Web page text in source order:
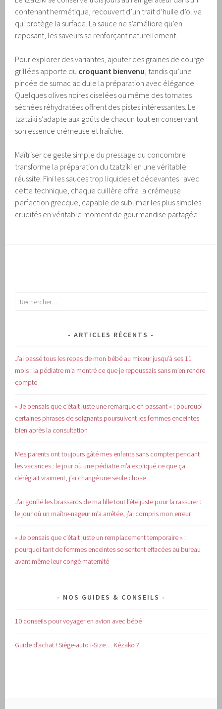
contenant hermétique, recouvert d’un trait d’huile d’olive
qui protège la surface. La sauce ne s’améliore qu’en
reposant, les saveurs se renforçant naturellement.
Pour explorer des variantes, ajouter des graines de courge
grillées apporte du croquant bienvenu, tandis qu’une
pincée de sumac acidule la préparation avec élégance.
Quelques olives noires ciselées ou même des tomates
séchées réhydratées offrent des pistes intéressantes. Le
tzatzíki s’adapte aux goûts de chacun tout en conservant
son essence crémeuse et fraîche.
Maîtriser ce geste simple du pressage du concombre
transforme la préparation du tzatzíki en une véritable
réussite. Fini les sauces trop liquides et décevantes : avec
cette technique, chaque cuillère offre la crémeuse
perfection grecque, capable de sublimer les plus simples
crudités en véritable moment de gourmandise partagée.
Rechercher :
ARTICLES RÉCENTS
J’ai passé tous les repas de mon bébé au mixeur jusqu’à ses 11
mois : la pédiatre m’a montré ce que je repoussais sans m’en rendre
compte
« Je pensais que c’était juste une remarque en passant » : pourquoi
certaines phrases de soignants poursuivent les femmes enceintes
bien après la consultation
Mes parents ont toujours gâté mes enfants sans compter pendant
les vacances : le jour où une pédiatre m’a expliqué ce que ça
déréglait vraiment, j’ai changé une seule chose
J’ai gonflé les brassards de ma fille tout l’été juste pour la rassurer :
le jour où un maître-nageur m’a arrêtée, j’ai compris mon erreur
« Je pensais que c’était juste un remplacement temporaire » :
pourquoi tant de femmes enceintes se sentent effacées au bureau
avant même leur congé maternité
NOS GUIDES & CONSEILS
10 conseils pour voyager en avion avec bébé
Guide d’achat !Siège-auto i-Size… Kézako ?